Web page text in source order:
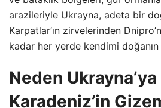
arazileriyle Ukrayna, adeta bir
Karpatlar’ın zirvelerinden
kadar her yerde kendimi
Neden
Karadeniz’in